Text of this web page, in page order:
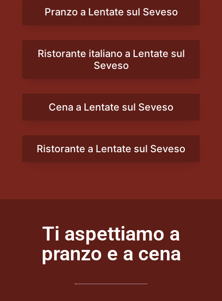
Pranzo a Lentate sul Seveso
Ristorante italiano a Lentate sul
Seveso
Cena a Lentate sul Seveso
Ristorante a Lentate sul Seveso
Ti aspettiamo a
pranzo e a cena